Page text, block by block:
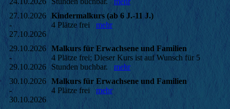
27.10.2026
-
27.10.2026
Kindermalkurs (ab 6 J.-11 J.)
4 Plätze frei mehr
29.10.2026
-
29.10.2026
Malkurs für Erwachsene und Familien
4 Plätze frei; Dieser Kurs ist auf Wunsch für 5
Stunden buchbar. mehr
30.10.2026
-
30.10.2026
Malkurs für Erwachsene und Familien
4 Plätze frei mehr